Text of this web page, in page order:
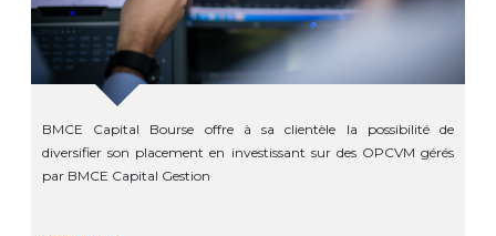
BMCE Capital Bourse offre à sa clientèle la possibilité de
diversifier son placement en investissant sur des OPCVM gérés
par BMCE Capital Gestion